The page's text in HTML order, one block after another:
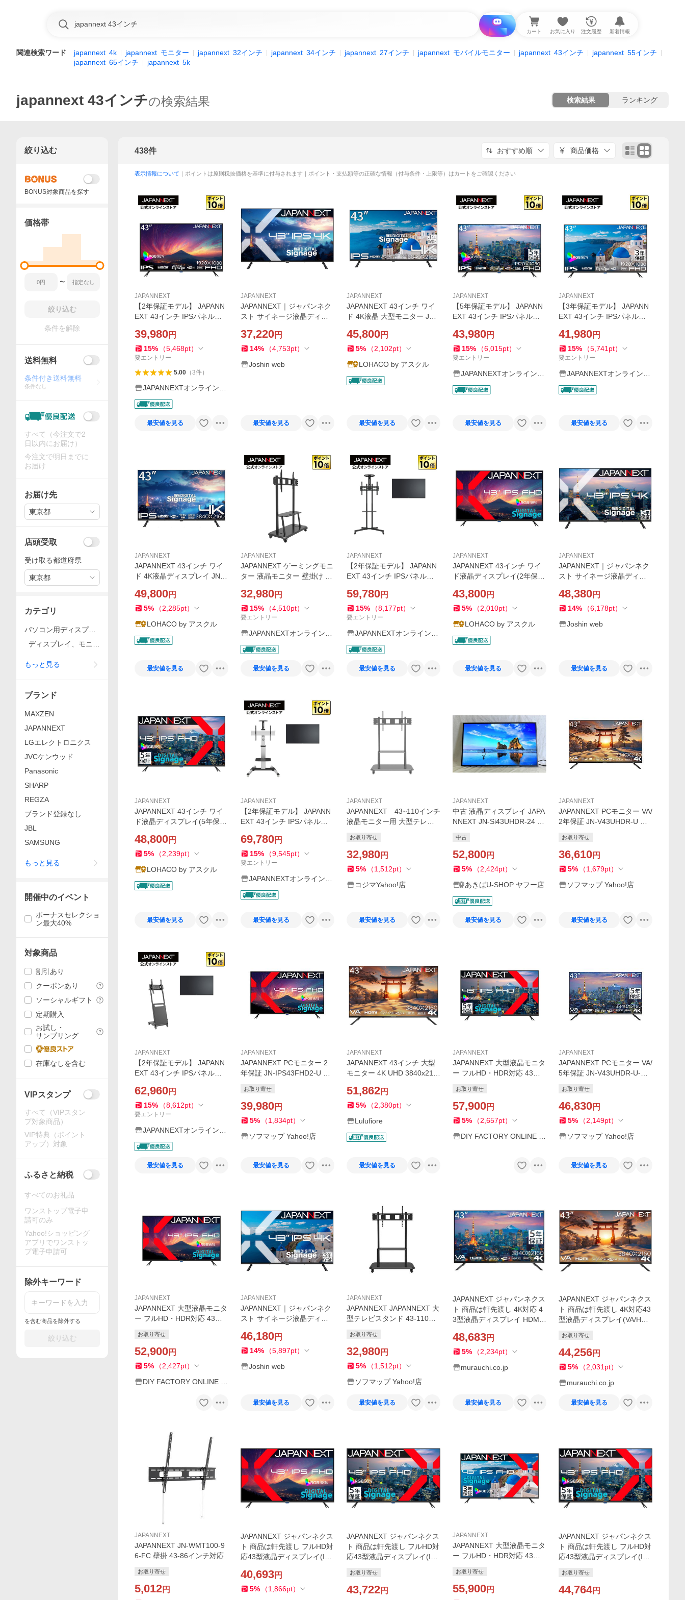
i と探す カート お気に入り 注文履歴 新着情報
関連検索ワード japannext 4k japannext モニター japannext 32インチ japannext 34インチ japannext 27インチ japannext モバイルモニター japannext 43インチ japannext 55インチ
japannext 65インチ japannext 5k
japannext 43インチの検索結果 検索結果 ランキング
438件 おすすめ順 商品価格
表示情報について ｜ポイントは原則税抜価格を基準に付与されます｜ポイント・支払額等の正確な情報（付与条件・上限等）はカートをご確認ください
JAPANNEXT
【2年保証モデル】 JAPANN
EXT 43インチ IPSパネル搭
ニター JN-IPS43FHD2-U HD
MI コンポーネント入力 ジャ
パンネクスト
39,980円
15% （5,468pt）
要エントリー
5.00（3件）
JAPANNEXTオンラインス
トア
最安値を見る
JAPANNEXT
JAPANNEXT｜ジャパンネク
スト サイネージ液晶ディス
HD 3840×2160/ 60Hz/ 8ms)
(ブラック) JN-IPS43U-M 返
37,220円
14% （4,753pt）
Joshin web
最安値を見る
JAPANNEXT
JAPANNEXT 43インチ ワイ
ド 4K液晶 大型モニター JN-
45,800円
5% （2,102pt）
LOHACO by アスクル
最安値を見る
JAPANNEXT
【5年保証モデル】 JAPANN
EXT 43インチ IPSパネル搭
ニター JN-IPS43FHD2-U-H5
HDMI コンポーネント入力 ジ
ャパンネクスト
43,980円
15% （6,015pt）
要エントリー
JAPANNEXTオンラインス
トア
最安値を見る
JAPANNEXT
【3年保証モデル】 JAPANN
EXT 43インチ IPSパネル搭
ニター JN-IPS43FHD2-U-H3
HDMI コンポーネント入力 ジ
ャパンネクスト
41,980円
15% （5,741 pt）
要エントリー
JAPANNEXTオンラインス
トア
最安値を見る
JAPANNEXT
JAPANNEXT 43インチ ワイ
ド 4K液晶ディスプレイ JN-I
49,800円
5% （2,285pt）
LOHACO by アスクル
最安値を見る
JAPANNEXT
JAPANNEXT ゲーミングモニ
ター 液晶モニター 壁掛け ス
-55110-JRC 液晶ディスプレ
イ PCモニター パソコンモニ
ター ジャパンネクスト
32,980円
15% （4,510pt）
要エントリー
JAPANNEXTオンラインス
トア
最安値を見る
JAPANNEXT
【2年保証モデル】 JAPANN
EXT 43インチ IPSパネル搭
度 大型液晶モニター JN-IPS
43FHD2-U+JN-3275-JRSA
自立スタンドセット
59,780円
15% （8,177pt）
要エントリー
JAPANNEXTオンラインス
トア
最安値を見る
JAPANNEXT
JAPANNEXT 43インチ ワイ
ド液晶ディスプレイ(2年保
43,800円
5% （2,010pt）
LOHACO by アスクル
最安値を見る
JAPANNEXT
JAPANNEXT｜ジャパンネク
スト サイネージ液晶ディス
HD 3840×2160/ 60Hz/ 8ms)
(ブラック) JN-IPS43U-M-H5
48,380円
14% （6,178pt）
Joshin web
最安値を見る
JAPANNEXT
JAPANNEXT 43インチ ワイ
ド液晶ディスプレイ(5年保
48,800円
5% （2,239pt）
LOHACO by アスクル
最安値を見る
JAPANNEXT
【2年保証モデル】 JAPANN
EXT 43インチ IPSパネル搭
度 大型液晶モニター JN-IPS
43FHD2-U+JN-3275-90JRF
自立スタンドセット
69,780円
15% （9,545pt）
要エントリー
JAPANNEXTオンラインス
トア
最安値を見る
JAPANNEXT
JAPANNEXT 43~110インチ
液晶モニター用 大型テレビ
スター付き移動式 JN-5511
0-JRC
お取り寄せ
32,980円
5% （1,512pt）
コジマYahoo!店
最安値を見る
JAPANNEXT
中古 液晶ディスプレイ JAPA
NNEXT JN-Si43UHDR-24 43
ネージディスプレイ
中古
52,800円
5% （2,424pt）
あきばU-SHOP ヤフー店
最安値を見る
JAPANNEXT
JAPANNEXT PCモニター VA/
2年保証 JN-V43UHDR-U ［4
ド /165Hz］
お取り寄せ
36,610円
5% （1,679pt）
ソフマップ Yahoo!店
最安値を見る
JAPANNEXT
【2年保証モデル】 JAPANN
EXT 43インチ IPSパネル搭
度 大型液晶モニター JN-IPS
43FHD2-U+JN-DS3265-CA
自立スタンドセット
62,960円
15% （8,612pt）
要エントリー
JAPANNEXTオンラインス
トア
最安値を見る
JAPANNEXT
JAPANNEXT PCモニター 2
年保証 JN-IPS43FHD2-U ［4
イド］
お取り寄せ
39,980円
5% （1,834pt）
ソフマップ Yahoo!店
最安値を見る
JAPANNEXT
JAPANNEXT 43インチ 大型
モニター 4K UHD 3840x216
51,862円
5% （2,380pt）
Lulufiore
最安値を見る
JAPANNEXT
JAPANNEXT 大型液晶モニタ
ー フルHD・HDR対応 43イ
-U-H5
お取り寄せ
57,900円
5% （2,657pt）
DIY FACTORY ONLINE S
JAPANNEXT
JAPANNEXT PCモニター VA/
5年保証 JN-V43UHDR-U-H5
イド］
お取り寄せ
46,830円
5% （2,149pt）
ソフマップ Yahoo!店
最安値を見る
JAPANNEXT
JAPANNEXT 大型液晶モニタ
ー フルHD・HDR対応 43イ
-U
お取り寄せ
52,900円
5% （2,427pt）
DIY FACTORY ONLINE S
JAPANNEXT
JAPANNEXT｜ジャパンネク
スト サイネージ液晶ディス
HD 3840×2160/ 60Hz/ 8ms)
(ブラック) JN-IPS43U-M-H3
46,180円
14% （5,897pt）
Joshin web
最安値を見る
JAPANNEXT
JAPANNEXT JAPANNEXT 大
型テレビスタンド 43-110イ
寄せ キャスター付き移動式 J
N-55110-JRC [振込不可]
お取り寄せ
32,980円
5% （1,512pt）
ソフマップ Yahoo!店
最安値を見る
JAPANNEXT ジャパンネクス
ト 商品は軒先渡し 4K対応 4
3型液晶ディスプレイ HDMI×
3UHDR-U-H5
48,683円
5% （2,234pt）
murauchi.co.jp
最安値を見る
JAPANNEXT ジャパンネクス
ト 商品は軒先渡し 4K対応43
型液晶ディスプレイ(VA/HDM
V43UHDR-U
お取り寄せ
44,256円
5% （2,031 pt）
murauchi.co.jp
最安値を見る
JAPANNEXT
JAPANNEXT JN-WMT100-9
6-FC 壁掛 43-86インチ対応
お取り寄せ
5,012円
JAPANNEXT ジャパンネクス
ト 商品は軒先渡し フルHD対
応43型液晶ディスプレイ(IP
ー/2年保証) JN-IPS43FHD2-
U
40,693円
5% （1,866pt）
JAPANNEXT ジャパンネクス
ト 商品は軒先渡し フルHD対
応43型液晶ディスプレイ(IP
ー/5年保証) JN-IPS43FHD2-
U-H5
お取り寄せ
43,722円
JAPANNEXT
JAPANNEXT 大型液晶モニタ
ー フルHD・HDR対応 43イ
-U-H3
お取り寄せ
55,900円
JAPANNEXT ジャパンネクス
ト 商品は軒先渡し フルHD対
応43型液晶ディスプレイ(IP
ー/5年保証) JN-IPS43FHD2-
U-H5
お取り寄せ
44,764円
絞り込む
BONUS対象商品を探す
価格帯
〜
絞り込む
条件を解除
送料無料
条件付き送料無料
条件なし
すべて（今注文で2
日以内にお届け）
今注文で明日までに
お届け
お届け先
東京都
店頭受取
受け取る都道府県
東京都
カテゴリ
パソコン用ディスプレ
イ、アクセサリー
ディスプレイ、モニタ
もっと見る
ブランド
MAXZEN
JAPANNEXT
LGエレクトロニクス
JVCケンウッド
Panasonic
SHARP
REGZA
ブランド登録なし
JBL
SAMSUNG
もっと見る
開催中のイベント
ボーナスセレクショ
ン最大40%
対象商品
割引あり
クーポンあり
ソーシャルギフト
定期購入
お試し・
サンプリング
在庫なしを含む
VIPスタンプ
すべて（VIPスタン
プ対象商品）
VIP特典（ポイント
アップ）対象
ふるさと納税
すべてのお礼品
ワンストップ電子申
請可のみ
Yahoo!ショッピング
アプリでワンストッ
プ電子申請可
除外キーワード
を含む商品を除外する
絞り込む